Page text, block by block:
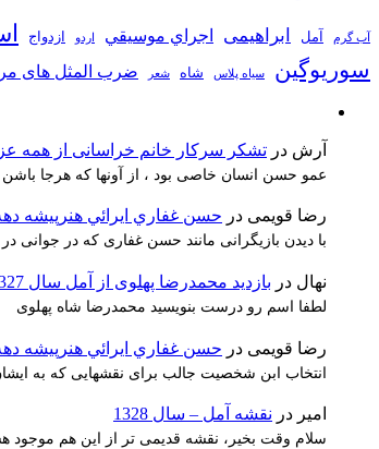
آب گرم آمل ابراهیمی اجراي موسيقي اردو ازدواج
سوریوگین سیاه پلاس شاه شعر ضرب المثل های
آرش در تشکر سرکار خانم خراسانی از همه
عمو حسن انسان خاصی بود ، از آونها که هرجا باشن
رضا قویمی در حسن غفاري ايرائي هنرپيشه دهه 40 سينماي
با دیدن بازیگرانی مانند حسن غفاری که در
نهال در بازدید محمدرضا پهلوی از آمل سال 1327 عکس 1
لطفا اسم رو درست بنویسید محمدرضا شاه پهلوی
رضا قویمی در حسن غفاري ايرائي هنرپيشه دهه 40 سينماي
انتخاب ابن شخصیت جالب برای نقشهایی که به
امیر در نقشه آمل – سال 1328
سلام وقت بخیر، نقشه قدیمی تر از این هم موجود